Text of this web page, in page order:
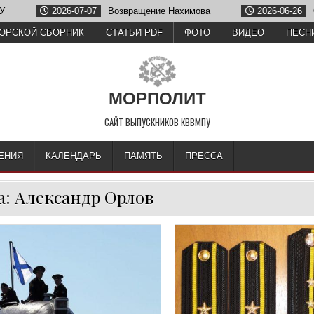
2026-07-07 Возвращение Нахимова 2026-06-26 Олег
СБОРНИК СТАТЬИ PDF ФОТО ВИДЕО
МОРПОЛИТ
САЙТ ВЫПУСКНИКОВ КВВМПУ
КАЛЕНДАРЬ ПАМЯТЬ ПРЕССА
Александр Орлов